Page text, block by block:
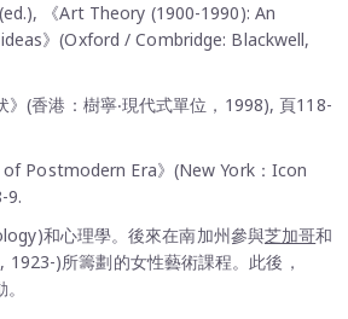
《Art Theory (1900-1990): An
》(Oxford / Combridge: Blackwell,
》(香港：樹寧‧現代式單位，1998), 頁118-
Postmodern Era》(New York：Icon
9.
和心理學。後來在南加州參與芝加哥和
)所籌劃的女性藝術課程。此後，